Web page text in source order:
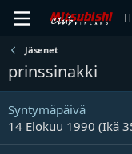
Jäsenet
prinssinakki
Syntymäpäivä
14 Elokuu 1990 (Ikä